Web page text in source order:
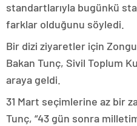
standartlarıyla bugünkü
farklar olduğunu söyledi.
Bir dizi ziyaretler için
Bakan Tunç, Sivil Toplum
araya geldi.
31 Mart seçimlerine az bir
Tunç, “43 gün sonra